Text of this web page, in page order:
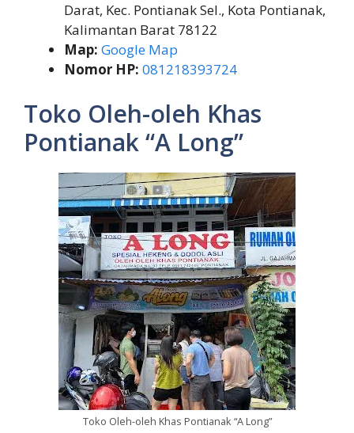
Darat, Kec. Pontianak Sel., Kota Pontianak,
Kalimantan Barat 78122
Map: Google Map
Nomor HP: 081218393724
Toko Oleh-oleh Khas
Pontianak “A Long”
Toko Oleh-oleh Khas Pontianak “A Long”